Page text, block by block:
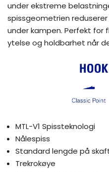
under ekstreme
spissgeometrien
under kampen. Perfekt for
ytelse og holdbarhet når
MTL-V1 Spissteknologi
Nålespiss
Standard lengde på
Trekrokøye